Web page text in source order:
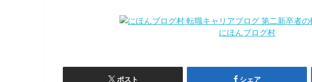
にほんブログ村
ポスト シェア